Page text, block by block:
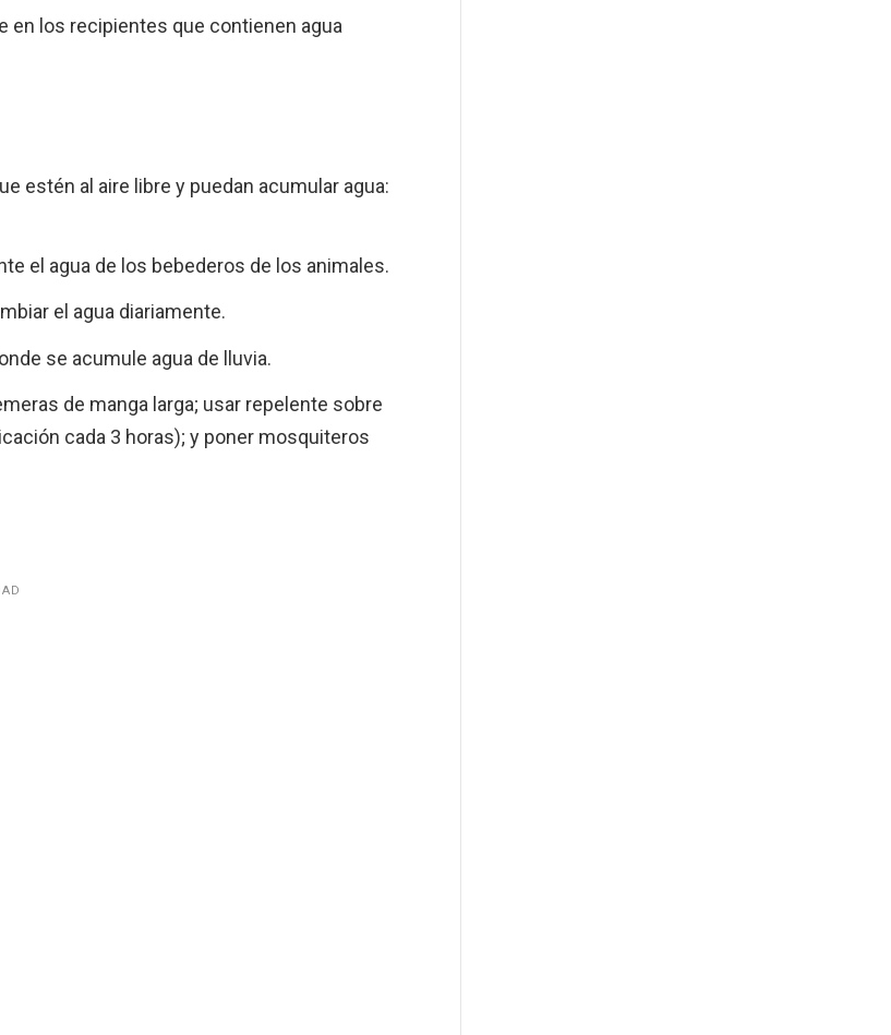
en los recipientes que contienen agua
estén al aire libre y puedan acumular agua:
el agua de los bebederos de los animales.
el agua diariamente.
se acumule agua de lluvia.
de manga larga; usar repelente sobre
cada 3 horas); y poner mosquiteros